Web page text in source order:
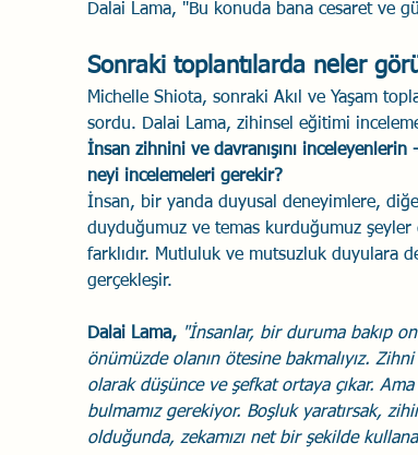
Dalai Lama, "Bu konuda bana cesaret ve
Sonraki toplantılarda neler
Michelle Shiota, sonraki Akıl ve Yaşam
sordu. Dalai Lama, zihinsel eğitimi
İnsan zihnini ve davranışını
neyi incelemeleri gerekir?
İnsan, bir yanda duyusal deneyimlere,
duyduğumuz ve temas kurduğumuz şeyler
farklıdır. Mutluluk ve mutsuzluk duyulara
gerçekleşir.
Dalai Lama, "İnsanlar, bir duruma bakıp
önümüzde olanın ötesine bakmalıyız.
olarak düşünce ve şefkat ortaya çıkar.
bulmamız gerekiyor. Boşluk yaratırsak,
olduğunda, zekamızı net bir şekilde